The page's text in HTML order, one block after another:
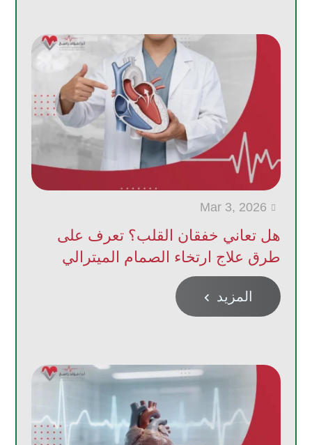

Mar 3, 2026
هل تعاني خفقان القلب؟ تعرف على
طرق علاج ارتخاء الصمام الميترالي
المزيد 